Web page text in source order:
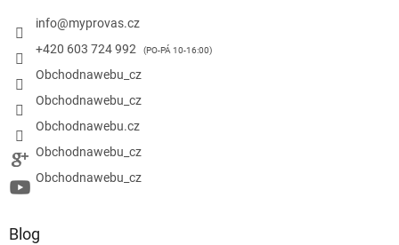
info@myprovas.cz
+420 603 724 992
Obchodnawebu_cz
Obchodnawebu_cz
Obchodnawebu.cz
Obchodnawebu_cz
Obchodnawebu_cz
Blog